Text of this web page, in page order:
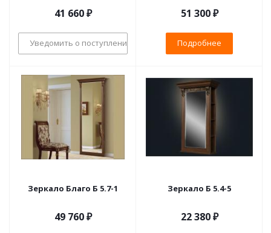
41 660₽
Уведомить о поступлении
51 300 ₽
Подробнее
Зеркало Благо Б 5.7-1
49 760 ₽
Зеркало Б 5.4-5
22 380 ₽